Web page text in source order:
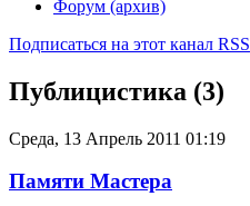
Форум (архив)
Подписаться на этот канал RSS
Публицистика (3)
Среда, 13 Апрель 2011 01:19
Памяти Мастера